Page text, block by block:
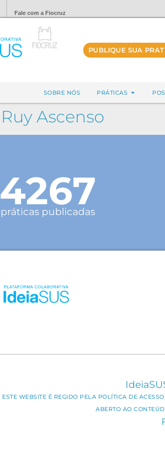
Fale com a Fiocruz
PUBLIQUE SUA
SOBRE NÓS PRÁTICAS
Ruy Ascenso
4267
práticas publicadas
ESTE WEBSITE É REGIDO PELA POLÍTICA DE
ABERTO AO